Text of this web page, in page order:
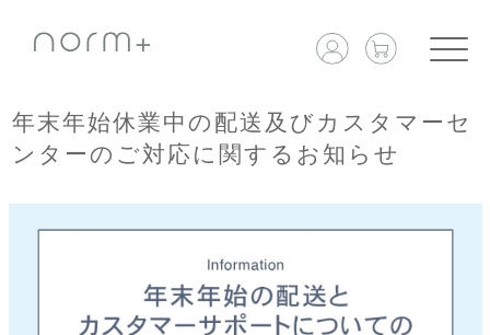
年末年始休業中の配送及びカスタマーセ
ンターのご対応に関するお知らせ